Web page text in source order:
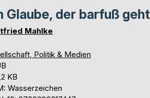
Glaube, der barfuß geht
Mahlke
Politik & Medien
KB
Wasserzeichen